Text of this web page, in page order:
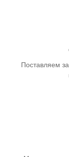
Поставляем